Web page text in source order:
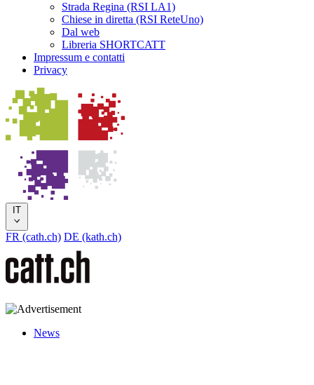
Strada Regina (RSI LA1)
Chiese in diretta (RSI ReteUno)
Dal web
Libreria SHORTCATT
Impressum e contatti
Privacy
IT
FR (cath.ch) DE (kath.ch)
News